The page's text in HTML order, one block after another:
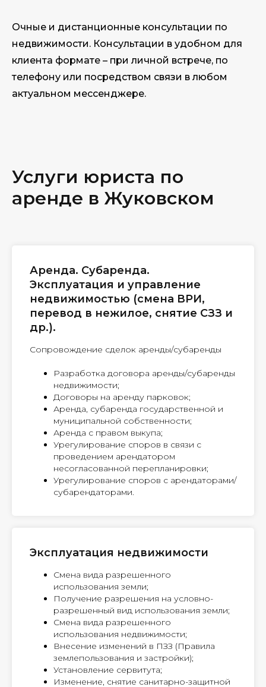
Очные и дистанционные консультации по
недвижимости. Консультации в удобном для
клиента формате – при личной встрече, по
телефону или посредством связи в любом
актуальном мессенджере.
Услуги юриста по
аренде в Жуковском
Аренда. Субаренда.
Эксплуатация и управление
недвижимостью (смена ВРИ,
перевод в нежилое, снятие СЗЗ и
др.).
Сопровождение сделок аренды/субаренды
Разработка договора аренды/субаренды
недвижимости;
Договоры на аренду парковок;
Аренда, субаренда государственной и
муниципальной собственности;
Аренда с правом выкупа;
Урегулирование споров в связи с
проведением арендатором
несогласованной перепланировки;
Урегулирование споров с арендаторами/
субарендаторами.
Эксплуатация недвижимости
Смена вида разрешенного
использования земли;
Получение разрешения на условно-
разрешенный вид использования земли;
Смена вида разрешенного
использования недвижимости;
Внесение изменений в ПЗЗ (Правила
землепользования и застройки);
Установление сервитута;
Изменение, снятие санитарно-защитной